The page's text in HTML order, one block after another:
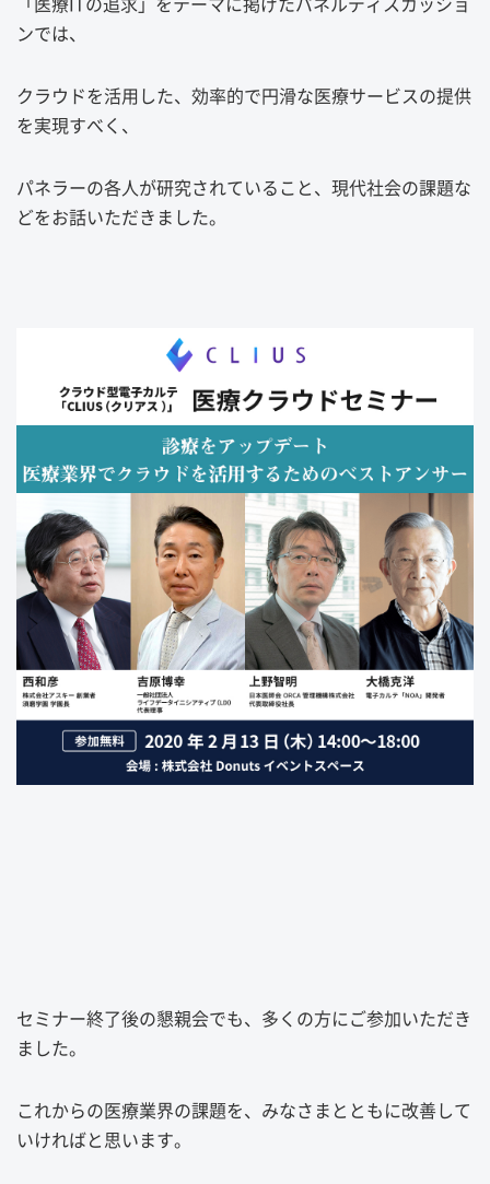
「医療ITの追求」をテーマに掲げたパネルディスカッショ
ンでは、
クラウドを活用した、効率的で円滑な医療サービスの提供
を実現すべく、
パネラーの各人が研究されていること、現代社会の課題な
どをお話いただきました。
セミナー終了後の懇親会でも、多くの方にご参加いただき
ました。
これからの医療業界の課題を、みなさまとともに改善して
いければと思います。